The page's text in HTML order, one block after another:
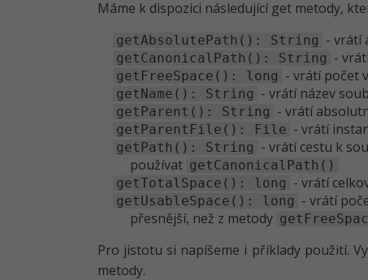
Máme k dispozici následující get metody,
getAbsolutePath(): String - vrátí
getCanonicalPath(): String -
getFreeSpace(): long - vrátí počet
getName(): String - vrátí název
getParent(): String - vrátí
getParentFile(): File - vrátí
getPath(): String - vrátí cestu k
používat getCanonicalPath()
getTotalSpace(): long - vrátí
getUsableSpace(): long - vrátí
přesnější, než z metody
Pro jistotu si napíšeme i příklady použití.
metody.